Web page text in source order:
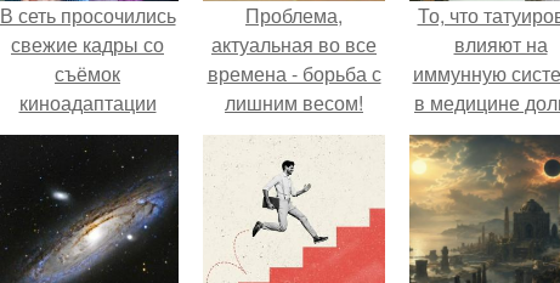
В сеть просочились
свежие кадры со
съёмок
киноадаптации
"Рапунцель", и всё
внимание
моментально
оказалось
приковано к Тиган
Проблема,
актуальная во все
времена - борьба с
лишним весом!
То, что
влияют на
иммунную
в медицине
время
лишь как